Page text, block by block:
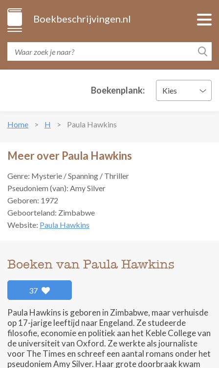
Boekbeschrijvingen.nl
Boekenplank: Kies
Home H Paula Hawkins
Meer over Paula Hawkins
Genre: Mysterie / Spanning / Thriller
Pseudoniem (van): Amy Silver
Geboren: 1972
Geboorteland: Zimbabwe
Website: Paula Hawkins
Boeken van Paula Hawkins
37
Paula Hawkins is geboren in Zimbabwe, maar verhuisde
op 17-jarige leeftijd naar Engeland. Ze studeerde
filosofie, economie en politiek aan het Keble College van
de universiteit van Oxford. Ze werkte als journaliste
voor The Times en schreef een aantal romans onder het
pseudoniem Amy Silver. Haar grote doorbraak kwam